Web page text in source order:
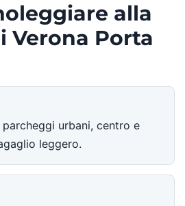
alla
Verona Porta
urbani, centro e
leggero.